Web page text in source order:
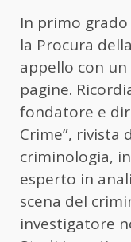
In primo
la Procura
appello con
pagine.
fondatore e
Crime”, rivista
criminologia,
esperto in
scena del
investigatore